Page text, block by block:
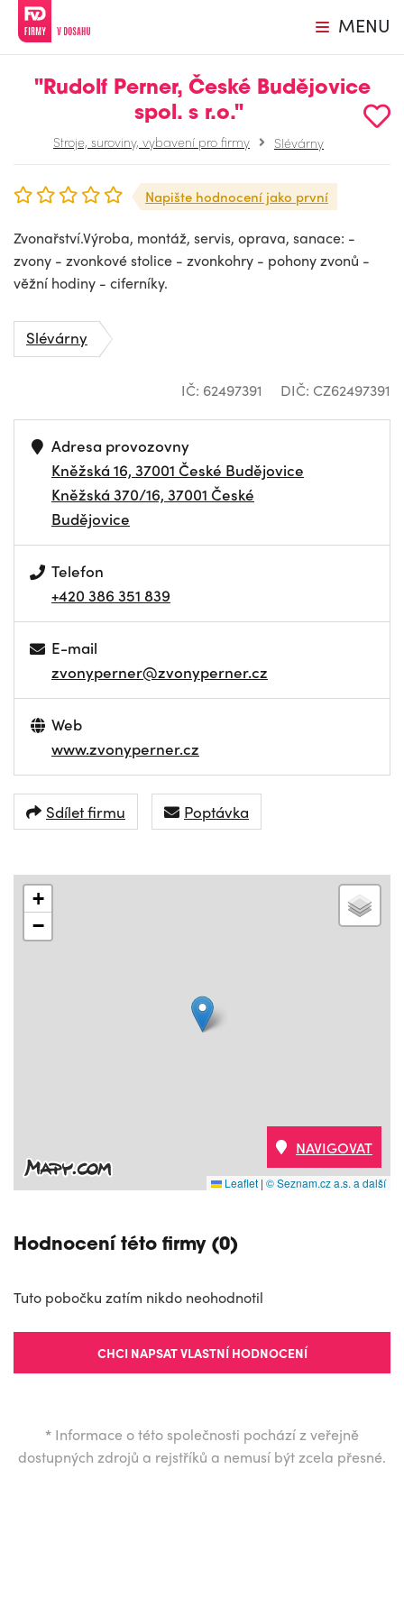
MENU
"Rudolf Perner, České Budějovice
spol. s r.o."
Stroje, suroviny, vybavení pro firmy Slévárny
Napište hodnocení jako první
Zvonařství.Výroba, montáž, servis, oprava, sanace: -
zvony - zvonkové stolice - zvonkohry - pohony zvonů -
věžní hodiny - ciferníky.
Slévárny
IČ: 62497391 DIČ: CZ62497391
Adresa provozovny
Kněžská 16, 37001 České Budějovice
Kněžská 370/16, 37001 České
Budějovice
Telefon
+420 386 351 839
E-mail
zvonyperner@zvonyperner.cz
Web
www.zvonyperner.cz
Sdílet firmu Poptávka
+
−
Leaflet | © Seznam.cz a.s. a další
NAVIGOVAT
Hodnocení této firmy (0)
Tuto pobočku zatím nikdo neohodnotil
CHCI NAPSAT VLASTNÍ HODNOCENÍ
* Informace o této společnosti pochází z veřejně
dostupných zdrojů a rejstříků a nemusí být zcela přesné.